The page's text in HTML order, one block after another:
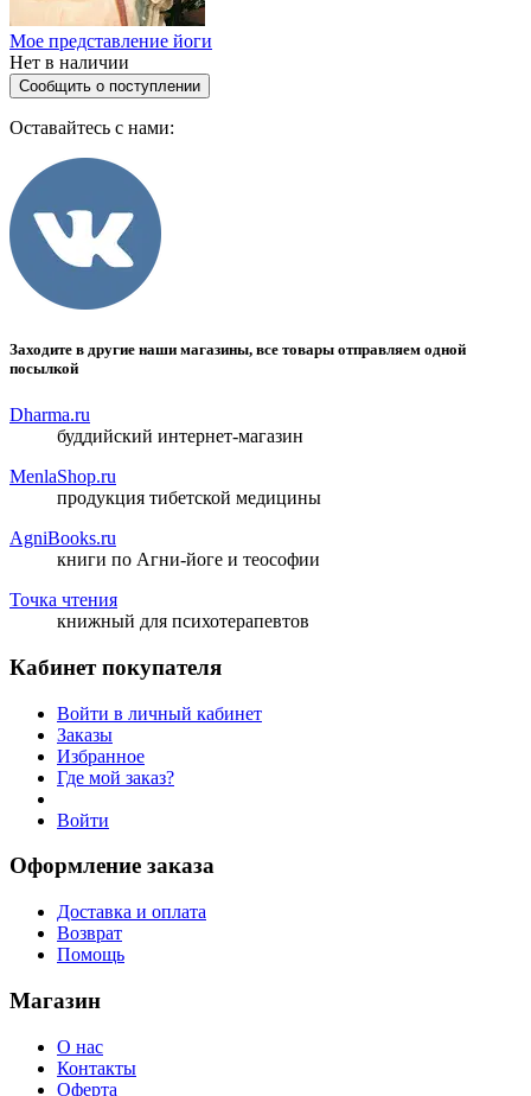
Мое представление йоги
Нет в наличии
Сообщить о поступлении
Оставайтесь с нами:
Заходите в другие наши магазины, все товары отправляем одной
посылкой
Dharma.ru
буддийский интернет-магазин
MenlaShop.ru
продукция тибетской медицины
AgniBooks.ru
книги по Агни-йоге и теософии
Точка чтения
книжный для психотерапевтов
Кабинет покупателя
Войти в личный кабинет
Заказы
Избранное
Где мой заказ?
Войти
Оформление заказа
Доставка и оплата
Возврат
Помощь
Магазин
О нас
Контакты
Оферта